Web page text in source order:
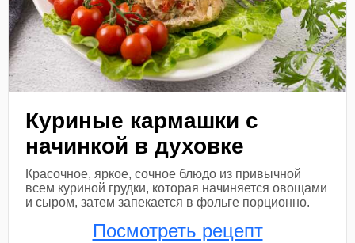
Куриные кармашки с
начинкой в духовке
Красочное, яркое, сочное блюдо из привычной
всем куриной грудки, которая начиняется овощами
и сыром, затем запекается в фольге порционно.
Посмотреть рецепт